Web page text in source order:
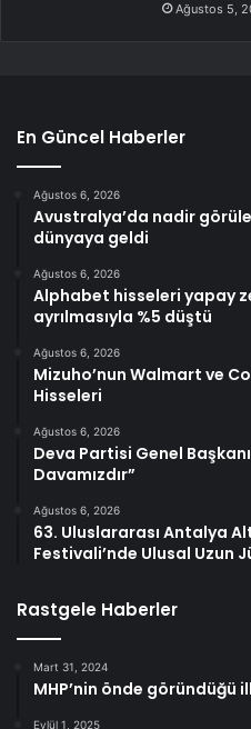
Ağustos 5,
En Güncel Haberler
Ağustos 6, 2026
Avustralya’da nadir
dünyaya geldi
Ağustos 6, 2026
Alphabet hisseleri yapay
ayrılmasıyla %5 düştü
Ağustos 6, 2026
Mizuho’nun Walmart ve
Hisseleri
Ağustos 6, 2026
Deva Partisi Genel
Davamızdır”
Ağustos 6, 2026
63. Uluslararası Antalya
Festivali’nde Ulusal Uzun
Rastgele Haberler
Mart 31, 2024
MHP’nin önde göründüğü
Eylül 1, 2025